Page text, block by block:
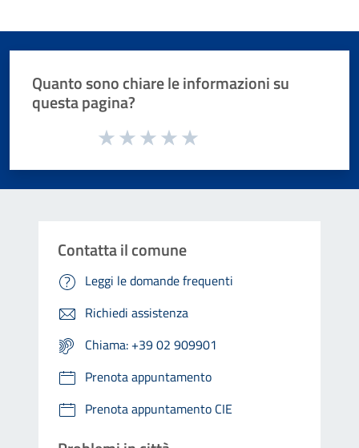
Quanto sono chiare le informazioni su
questa pagina?
Valuta da 1 a 5 stelle la pagina
Contatta il comune
Leggi le domande frequenti
Richiedi assistenza
Chiama: +39 02 909901
Prenota appuntamento
Prenota appuntamento CIE